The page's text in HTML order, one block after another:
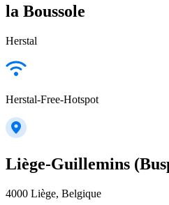
la Boussole
Herstal
Herstal-Free-Hotspot
Liège-Guillemins
4000 Liège, Belgique